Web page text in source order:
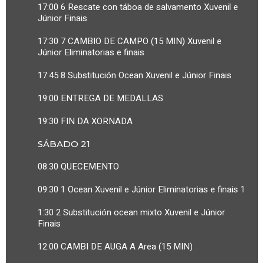
17:00 6 Rescate con táboa de salvamento Xuvenil e
Júnior Finais
17:30 7 CAMBIO DE CAMPO (15 MIN) Xuvenil e
Júnior Eliminatorias e finais
17:45 8 Substitución Ocean Xuvenil e Júnior Finais
19:00 ENTREGA DE MEDALLAS
19:30 FIN DA XORNADA
SÁBADO 21
08:30 QUECEMENTO
09:30 1 Ocean Xuvenil e Júnior Eliminatorias e finais 1
1:30 2 Substitución ocean mixto Xuvenil e Júnior
Finais
12:00 CAMBI DE AUGA A Area (15 MIN)